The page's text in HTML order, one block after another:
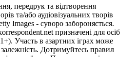
передрук та відтворення
та/або аудіовізуальних творів
Images - суворо забороняється.
призначені для осіб
Участь в азартних іграх може
Дотримуйтесь правил